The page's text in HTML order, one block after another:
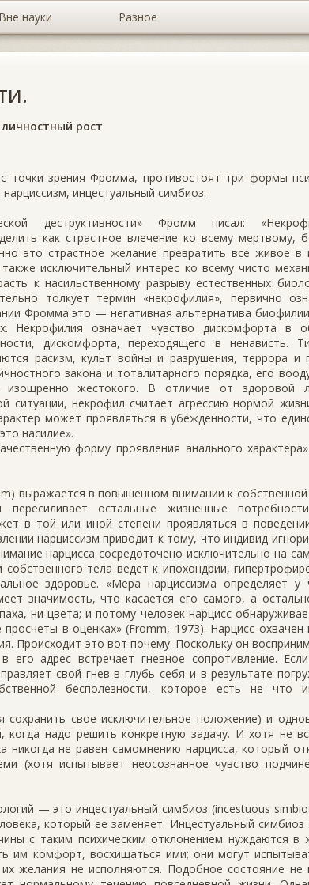
Вне науки Разное
рост
зрения Фромма, противостоят три формы
инцестуальный симбиоз.
деструктивности» Фромм писал:
как страстное влечение ко всему мертвому,
это страстное желание превратить все живое в
исключительный интерес ко всему чисто
к насильственному разрыву естественных
толкует термин «некрофилия», первично
Фромма это — негативная альтернатива
Некрофилия означает чувство дискомфорта в
дискомфорта, переходящего в ненависть.
расизм, культ войны и разрушения, террора и
закона и тоталитарного порядка, его
жестокого. В отличие от здоровой
ситуации, некрофил считает агрессию нормой
может проявляться в убежденности, что
насилие».
форму проявления анального
выражается в повышенном внимании к собственной
остальные жизненные
в той или иной степени проявляться в
нарциссизм приводит к тому, что индивид
нарцисса сосредоточено исключительно на
тела ведет к ипохондрии,
здоровье. «Мера нарциссизма определяет у
значимость, что касается его самого, а
ни цвета; и потому человек-нарцисс
в оценках» (Fromm, 1973). Нарцисс охвачен
Происходит это вот почему. Поскольку он
адрес встречает гневное сопротивление.
свой гнев в глубь себя и в результате
бесполезности, которое есть не что
свое исключительное положение) и
надо решить конкретную задачу. И хотя не
никогда не равен самомнению нарцисса, который
(хотя испытывает неосознанное чувство
— это инцестуальный симбиоз (incestuous
который ее заменяет. Инцестуальный симбиоз
с таким психическим отклонением нуждаются в
им комфорт, восхищаться ими; они могут
желания не исполняются. Подобное состояние не